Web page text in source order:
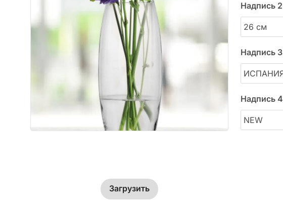
Загрузить
Надпись 2
Надпись 3
Надпись 4